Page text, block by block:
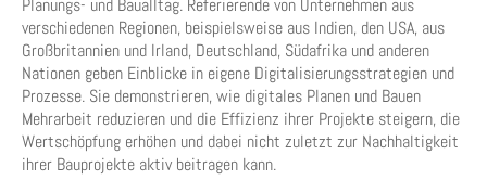
Planungs- und Baualltag. Referierende von Unternehmen aus
verschiedenen Regionen, beispielsweise aus Indien, den USA, aus
Großbritannien und Irland, Deutschland, Südafrika und anderen
Nationen geben Einblicke in eigene Digitalisierungsstrategien und
Prozesse. Sie demonstrieren, wie digitales Planen und Bauen
Mehrarbeit reduzieren und die Effizienz ihrer Projekte steigern, die
Wertschöpfung erhöhen und dabei nicht zuletzt zur Nachhaltigkeit
ihrer Bauprojekte aktiv beitragen kann.